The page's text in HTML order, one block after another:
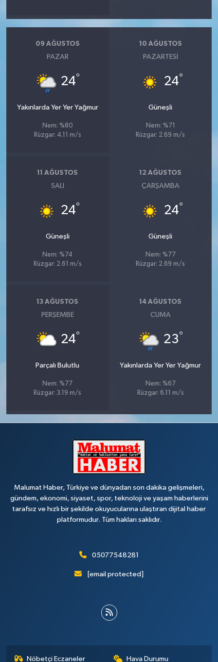
09 AĞUSTOS
PAZAR
24°
Yakınlarda Yer Yer Yağmur
Nem: %80
Rüzgar: 4.11 m/s
10 AĞUSTOS
PAZARTESI
24°
Güneşli
Nem: %71
Rüzgar: 2.69 m/s
11 AĞUSTOS
SALI
24°
Güneşli
Nem: %74
Rüzgar: 2.61 m/s
12 AĞUSTOS
ÇARŞAMBA
24°
Güneşli
Nem: %77
Rüzgar: 2.69 m/s
13 AĞUSTOS
PERŞEMBE
24°
Parçalı Bulutlu
Nem: %77
Rüzgar: 3.19 m/s
14 AĞUSTOS
CUMA
23°
Yakınlarda Yer Yer Yağmur
Nem: %67
Rüzgar: 6.11 m/s
Malumat Haber, Türkiye ve dünyadan son dakika gelişmeleri,
gündem, ekonomi, siyaset, spor, teknoloji ve yaşam haberlerini
tarafsız ve hızlı bir şekilde okuyucularına ulaştıran dijital haber
platformudur. Tüm hakları saklıdır.
05077548281
[email protected]
Nöbetçi Eczaneler Hava Durumu